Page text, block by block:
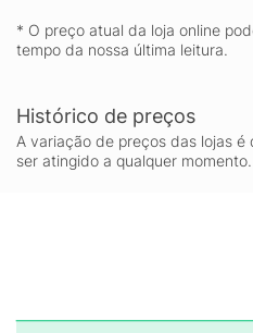
* O preço atual da loja online
tempo da nossa última leitura.
Histórico de preços
A variação de preços das lojas
ser atingido a qualquer momento.